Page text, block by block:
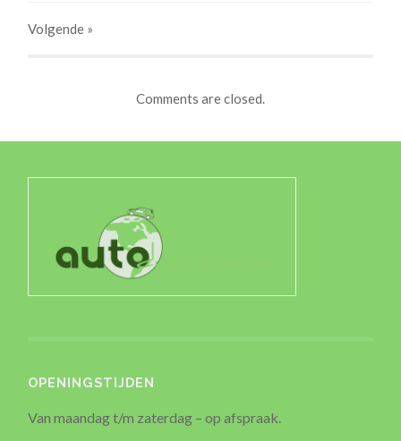
Volgende »
Comments are closed.
OPENINGSTIJDEN
Van maandag t/m zaterdag – op afspraak.